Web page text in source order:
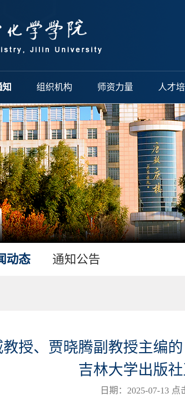
组织机构 师资力量 人才
动态 通知公告
授、贾晓腾副教授主编
吉林大学出版
日期：2025-07-13 点